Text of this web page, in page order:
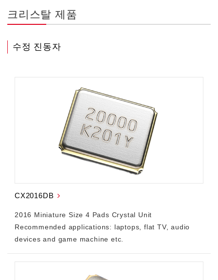
크리스탈 제품
수정 진동자
CX2016DB
2016 Miniature Size 4 Pads Crystal Unit
Recommended applications: laptops, flat TV, audio
devices and game machine etc.